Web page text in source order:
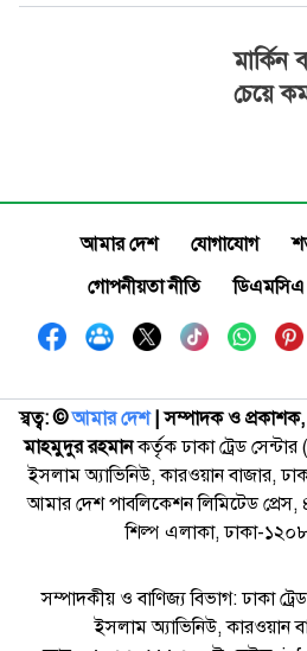
মার্কিন
চেয়ে
আমার দেশ যোগাযোগ
গোপনীয়তা নীতি
ডিএমসিএ
স্বত্ব: ©️আমার দেশ| সম্পাদক ও
মাহমুদুর রহমানকর্তৃক ঢাকা ট্রেড
ইসলাম অ্যাভিনিউ, কারওয়ান বাজার,
আমার দেশ পাবলিকেশন লিমিটেড
শিল্প এলাকা, ঢাকা-
সম্পাদকীয় ও বাণিজ্য বিভাগ: ঢাকা
ইসলাম অ্যাভিনিউ, কারওয়ান